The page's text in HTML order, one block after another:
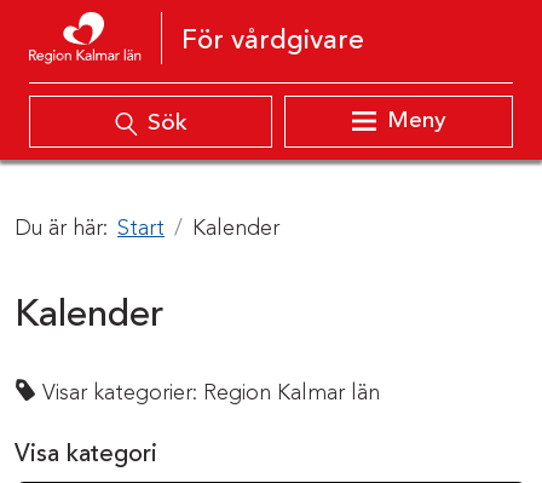
Hoppa till innehåll
För vårdgivare
Sök Meny
Du är här: Start Kalender
Kalender
Visar kategorier: Region Kalmar län
Visa kategori